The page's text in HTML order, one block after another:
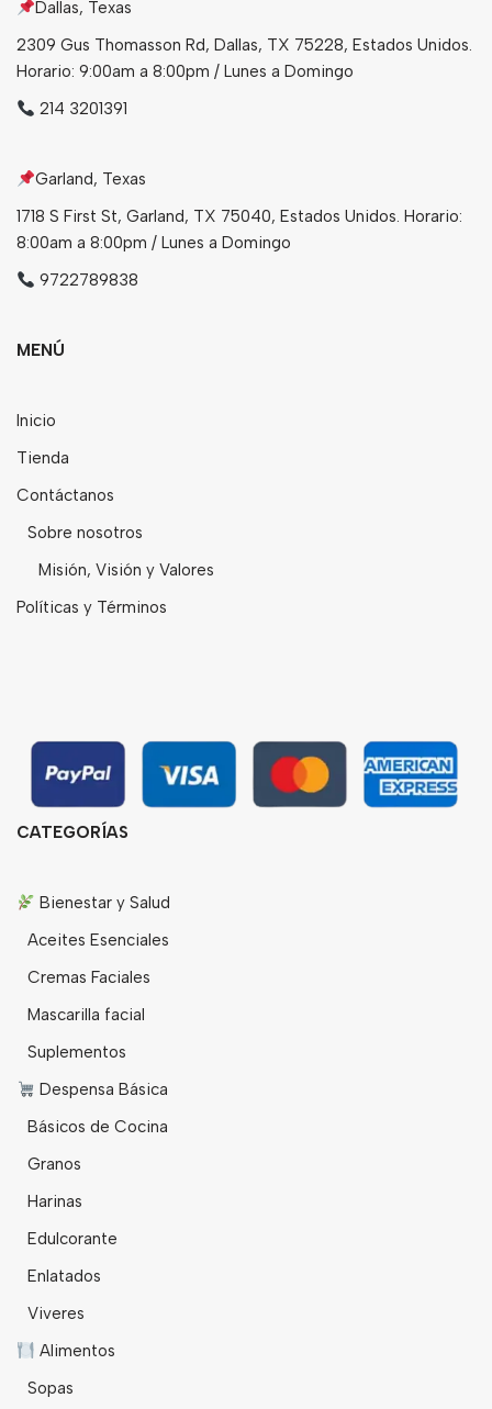
Dallas, Texas
2309 Gus Thomasson Rd, Dallas, TX 75228, Estados Unidos.
Horario: 9:00am a 8:00pm / Lunes a Domingo
214 3201391
Garland, Texas
1718 S First St, Garland, TX 75040, Estados Unidos. Horario:
8:00am a 8:00pm / Lunes a Domingo
9722789838
MENÚ
Inicio
Tienda
Contáctanos
Sobre nosotros
Misión, Visión y Valores
Políticas y Términos
CATEGORÍAS
Bienestar y Salud
Aceites Esenciales
Cremas Faciales
Mascarilla facial
Suplementos
Despensa Básica
Básicos de Cocina
Granos
Harinas
Edulcorante
Enlatados
Viveres
Alimentos
Sopas